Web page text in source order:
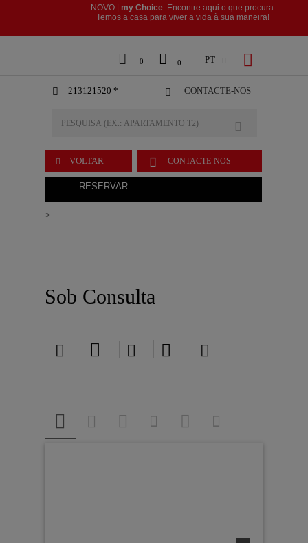
PT  
CONTACTE-NOS
 0  0
 213121520 * 
NOVO | my Choice: Encontre aqui o que procura.
​​​​​​​Temos a casa para viver a vida à sua maneira!
>
Sob Consulta
    
 VOLTAR  CONTACTE-NOS
RESERVAR